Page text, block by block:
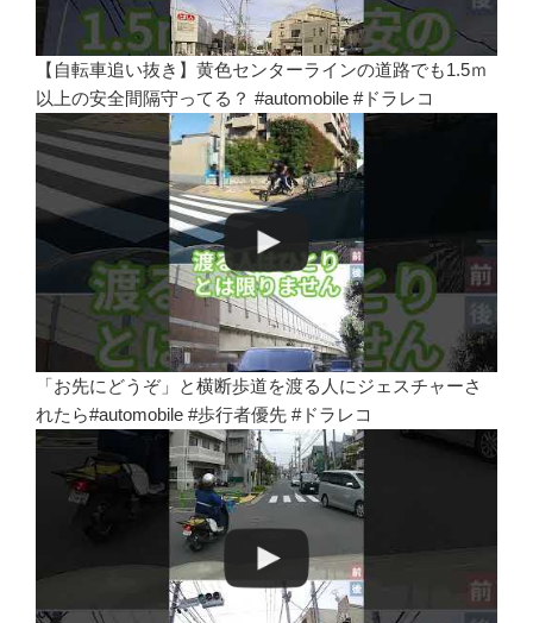
【自転車追い抜き】黄色センターラインの道路でも1.5ｍ
以上の安全間隔守ってる？ #automobile #ドラレコ
「お先にどうぞ」と横断歩道を渡る人にジェスチャーさ
れたら#automobile #歩行者優先 #ドラレコ